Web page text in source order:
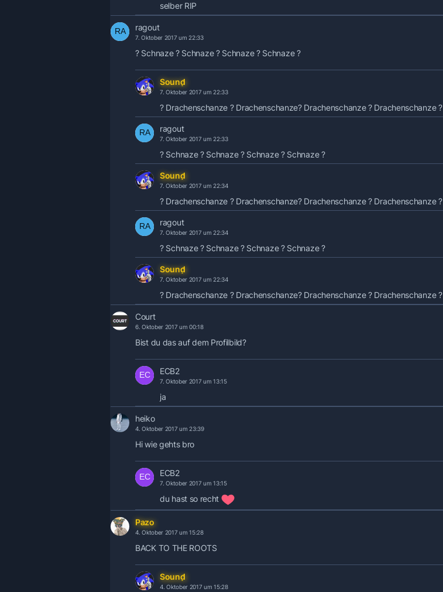
selber RIP
ragout
7. Oktober 2017 um 22:33
? Schnaze ? Schnaze ? Schnaze ? Schnaze ?
Sound
7. Oktober 2017 um 22:33
? Drachenschanze ? Drachenschanze? Drachenschanze ? Drachenschanze ?
ragout
7. Oktober 2017 um 22:33
? Schnaze ? Schnaze ? Schnaze ? Schnaze ?
Sound
7. Oktober 2017 um 22:34
? Drachenschanze ? Drachenschanze? Drachenschanze ? Drachenschanze ?
ragout
7. Oktober 2017 um 22:34
? Schnaze ? Schnaze ? Schnaze ? Schnaze ?
Sound
7. Oktober 2017 um 22:34
? Drachenschanze ? Drachenschanze? Drachenschanze ? Drachenschanze ?
Court
6. Oktober 2017 um 00:18
Bist du das auf dem Profilbild?
ECB2
7. Oktober 2017 um 13:15
ja
heiko
4. Oktober 2017 um 23:39
Hi wie gehts bro
ECB2
7. Oktober 2017 um 13:15
du hast so recht
Pazo
4. Oktober 2017 um 15:28
BACK TO THE ROOTS
Sound
4. Oktober 2017 um 15:28